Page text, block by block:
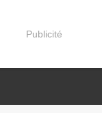
Publicité